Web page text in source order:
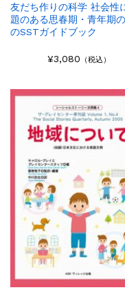
友だち作りの科学 社会性
題のある思春期・青年期
のSSTガイドブック
¥3,080 （税込）